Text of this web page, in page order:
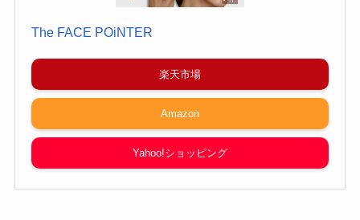
The FACE POiNTER
楽天市場
Amazon
Yahoo!ショッピング